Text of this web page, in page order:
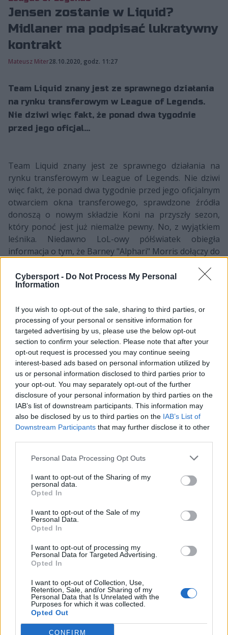
Cybersport - Do Not Process My Personal
Information
If you wish to opt-out of the sale, sharing to third parties, or
processing of your personal or sensitive information for
targeted advertising by us, please use the below opt-out
section to confirm your selection. Please note that after your
opt-out request is processed you may continue seeing
interest-based ads based on personal information utilized by
us or personal information disclosed to third parties prior to
your opt-out. You may separately opt-out of the further
disclosure of your personal information by third parties on the
IAB’s list of downstream participants. This information may
also be disclosed by us to third parties on the IAB’s List of
Downstream Participants that may further disclose it to other
Personal Data Processing Opt Outs
I want to opt-out of the Sharing of my
personal data.
Opted In
I want to opt-out of the Sale of my
Personal Data.
Opted In
I want to opt-out of processing my
Personal Data for Targeted Advertising.
Opted In
I want to opt-out of Collection, Use,
Retention, Sale, and/or Sharing of my
Personal Data that Is Unrelated with the
Purposes for which it was collected.
Opted Out
CONFIRM
Jensen zostanie w Liquid?
Midlaner ma podpisać lukratywny
kontrakt
Mateusz Miter28.10.2020, godz. 11:27
Team Liquid znany jest ze sprawnego działania
na rynku transferowym w League of Legends.
Nie dziwi więc fakt, że ponad dwa tygodnie
przed jego oficjal...
Team Liquid znany jest ze sprawnego działania na
rynku transferowym w League of Legends. Nie dziwi
więc fakt, że ponad dwa tygodnie przed jego oficjalnym
otwarciem okna transferowego, sprawdzone źródła
donoszą o nowym składzie Koni na przyszły sezon,
który ponoć jest już niemalże pewny. No, z wyjątkiem
leśnika. Niedawno LoL-owy półświatek obiegła
informacja o tym, że Barney "Alphari" Morris dołączy do
Gafford, który dzisiaj w nocy wypuścił na świat kolejne
wieści dotyczące Koni, a konkretniej Nicolaja "Jensena"
CZYTAJ TEŻ:
Kierunek Ameryka za milion dolarów
rocznie? Alphari łączony z Liquid
Według amerykańskiego dziennikarza Duńczyk ma
podpisać nowy, trzyletni kontrakt z Teamem Liquid,
którego wartość będzie opiewała na 4,2 miliona
dolarów. Jest to ogromna kwota, jednak nikogo nie
powinna ona dziwić. Pieniądze to główna zaleta League
of Legends Championship Series. Co więcej, Jensen na
chwilę obecną jest najbardziej pożądanym midlanerem
w Ameryce. W zeszłym roku był on według wielu drugim
Sørenie "Bjergsenie" Bjergu, który niedawno odwiesił
myszkę na kołek i zdecydował zająć się trenowaniem
Ameryki Północnej, przez co nie musi zajmować miejsca
importowego w szeregach drużyny, którą
Botlane Liquid ma się nie zmienić, co jest uzasadnione,
najlepiej z całej piątki. Według Gafforda nowym
leśnikiem formacji ma być Lucas "Santorin" Tao Kilmer
Larsen, lecz to jest jeszcze niepewne. Naturalnie na
same potwierdzenia będziemy musieli poczekać